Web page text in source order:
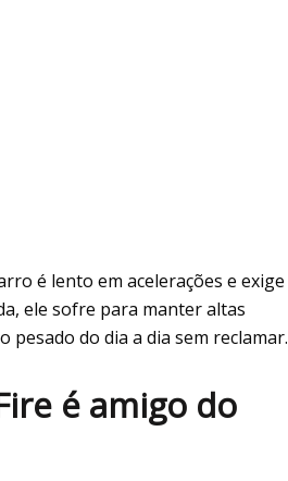
é lento em acelerações e exige
ele sofre para manter altas
pesado do dia a dia sem reclamar.
é amigo do